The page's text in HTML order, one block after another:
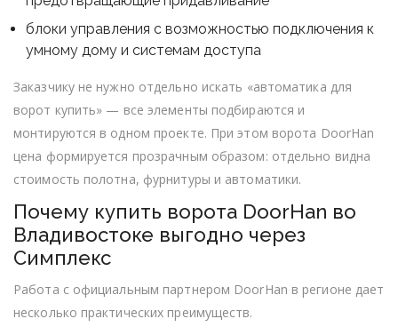
блоки управления с возможностью подключения к
умному дому и системам доступа
Заказчику не нужно отдельно искать «автоматика для
ворот купить» — все элементы подбираются и
монтируются в одном проекте. При этом ворота DoorHan
цена формируется прозрачным образом: отдельно видна
стоимость полотна, фурнитуры и автоматики.
Почему купить ворота DoorHan во
Владивостоке выгодно через
Симплекс
Работа с официальным партнером DoorHan в регионе дает
несколько практических преимуществ.